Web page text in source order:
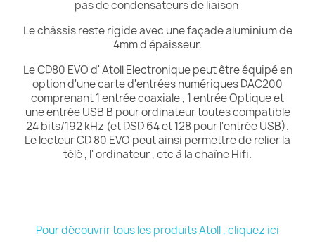
pas de condensateurs de liaison
Le châssis reste rigide avec une façade aluminium de
4mm d'épaisseur.
Le CD80 EVO d' Atoll Electronique peut être équipé en
option d'une carte d'entrées numériques DAC200
comprenant 1 entrée coaxiale , 1 entrée Optique et
une entrée USB B pour ordinateur toutes compatible
24 bits/192 kHz (et DSD 64 et 128 pour l'entrée USB).
Le lecteur CD 80 EVO peut ainsi permettre de relier la
télé , l' ordinateur , etc à la chaîne Hifi.
Pour découvrir tous les produits Atoll , cliquez ici